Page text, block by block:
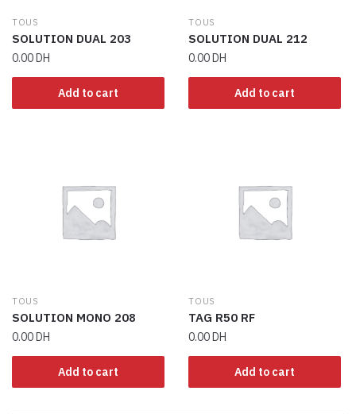
TOUS
SOLUTION DUAL 203
0.00DH
Add to cart
TOUS
SOLUTION DUAL 212
0.00DH
Add to cart
TOUS
SOLUTION MONO 208
0.00DH
Add to cart
TOUS
TAG R50 RF
0.00DH
Add to cart